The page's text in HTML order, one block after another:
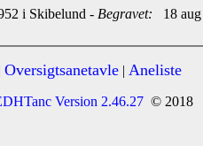
i Skibelund - Begravet: 18 aug
Oversigtsanetavle| Aneliste
Version 2.46.27© 2018